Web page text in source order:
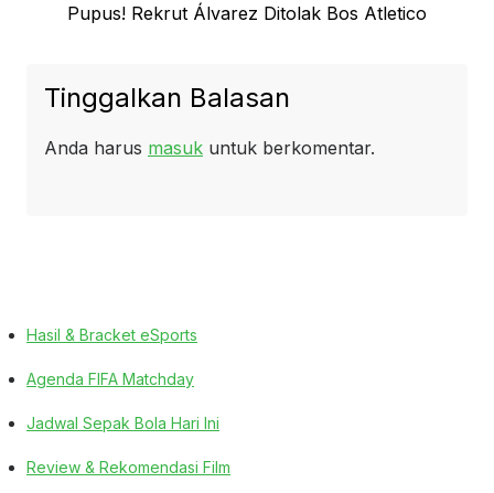
Next
Pupus! Rekrut Álvarez Ditolak Bos Atletico
Tinggalkan Balasan
Anda harus masuk untuk berkomentar.
Hasil & Bracket eSports
Agenda FIFA Matchday
Jadwal Sepak Bola Hari Ini
Review & Rekomendasi Film